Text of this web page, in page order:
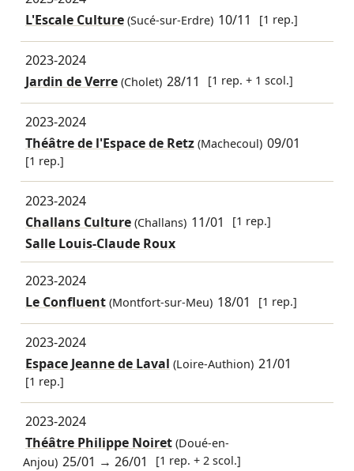
L'Escale Culture(Sucé-sur-Erdre) 10/11 [1 rep.]
2023-2024
Jardin de Verre(Cholet) 28/11 [1 rep. + 1 scol.]
2023-2024
Théâtre de l'Espace de Retz(Machecoul) 09/01
[1 rep.]
2023-2024
Challans Culture(Challans) 11/01 [1 rep.]
Salle Louis-Claude Roux
2023-2024
Le Confluent(Montfort-sur-Meu) 18/01 [1 rep.]
2023-2024
Espace Jeanne de Laval (Loire-Authion) 21/01
[1 rep.]
2023-2024
Théâtre Philippe Noiret(Doué-en-
Anjou) 25/01 →26/01 [1 rep. + 2 scol.]